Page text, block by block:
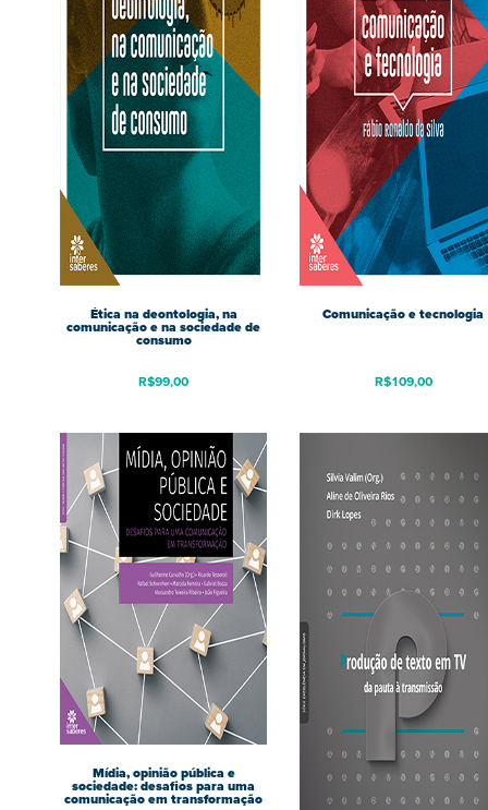
Ética na deontologia, na
comunicação e na sociedade de
consumo
R$99,00
Comunicação e tecnologia
R$109,00
Mídia, opinião pública e
sociedade: desafios para uma
comunicação em transformação